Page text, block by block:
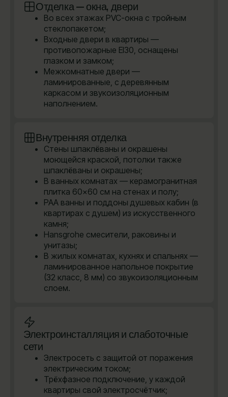
Отделка — окна, двери
Во всех этажах PVC-окна с тройным
стеклопакетом;
Входные двери в квартиры —
противопожарные EI30, оснащены
глазком и замком;
Межкомнатные двери —
ламинированные, с деревянным
каркасом и звукоизоляционным
наполнением.
Внутренняя отделка
Стены шпаклёваны и окрашены
моющейся краской, потолки также
шпаклёваны и окрашены;
В ванных комнатах — керамогранитная
плитка 60×60 см на стенах и полу;
PAA ванны и поддоны душевых кабин (в
квартирах с душем) из искусственного
камня;
Hansgrohe cмесители, раковины и
унитазы;
В жилых комнатах, кухнях и спальнях —
ламинированное напольное покрытие
(32 класс, 8 мм) со звукоизоляционным
слоем.
Электроинсталляция и слаботочные
сети
Электросеть с защитой от поражения
электрическим током;
Трёхфазное подключение, у каждой
квартиры свой электросчётчик;